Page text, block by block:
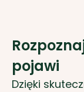
pojawi
Dzięki